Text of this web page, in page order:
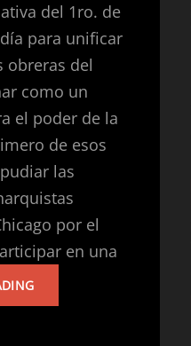
del 1ro. de
para unificar
obreras del
como un
el poder de la
de esos
las
por el
en una
¡POR
UN